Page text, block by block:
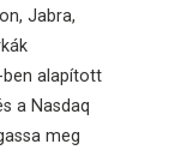
Jabra,
alapított
a Nasdaq
meg